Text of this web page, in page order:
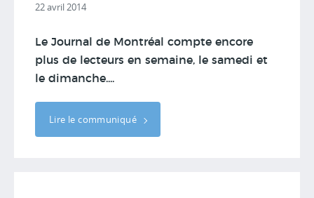
22 avril 2014
Le Journal de Montréal compte encore
plus de lecteurs en semaine, le samedi et
le dimanche....
Lire le communiqué